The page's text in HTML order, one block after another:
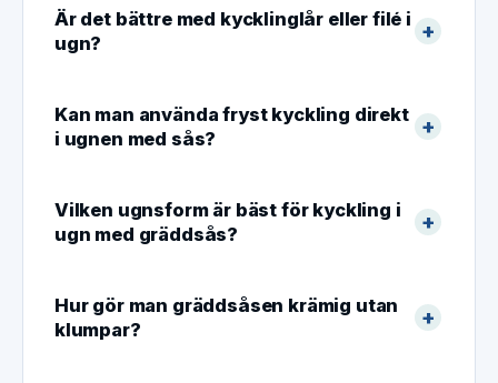
Är det bättre med kycklinglår eller filé i
ugn?
Kan man använda fryst kyckling direkt
i ugnen med sås?
Vilken ugnsform är bäst för kyckling i
ugn med gräddsås?
Hur gör man gräddsåsen krämig utan
klumpar?